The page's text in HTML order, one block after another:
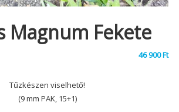
Magnum Fekete
46 900Ft
Tűzkészen viselhető!
(9 mm PAK, 15+1)